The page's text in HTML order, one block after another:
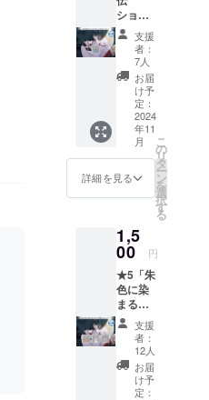
ショー
トシナ
リオ
ゲーム
ダウン
ロード
コース
[CF限
ショー
トシナ
リオ
ゲーム
ロード
支援
者：
7人
お届
け予
定：
2024
年11
月
詳細を見る
こ
の
リ
タ
ー
ン
を
選
択
す
る
1,5
00 円
★5「朱
色に染
まる、
美しき
社で」
本編ダ
ウン
ロード
コース
支援
者：
12人
お届
け予
定：